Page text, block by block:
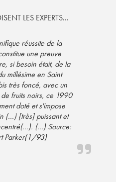
LES EXPERTS...
réussite de la
une preuve
si besoin était, de la
millésime en Saint
très foncé, avec un
fruits noirs, ce 1990
doté et s'impose
(...) [très] puissant et
(...) Source:
Parker(1/93)